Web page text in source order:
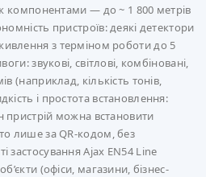
компонентами — до ~ 1 800 метрів
пристроїв: деякі детектори
з терміном роботи до 5
звукові, світлові, комбіновані,
(наприклад, кількість тонів,
і простота встановлення:
можна встановити
лише за QR-кодом, без
застосування Ajax EN54 Line
(офіси, магазини, бізнес-